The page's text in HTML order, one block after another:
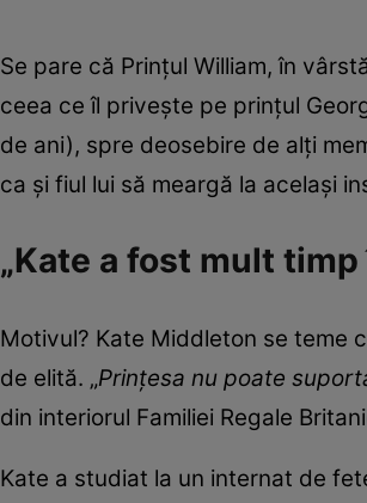
Se pare că Prințul William, în
ceea ce îl privește pe prințul
de ani), spre deosebire de alți
ca și fiul lui să meargă la același
„Kate a fost mult
Motivul? Kate Middleton se teme
de elită. „Prințesa nu poate
din interiorul Familiei Regale
Kate a studiat la un internat de